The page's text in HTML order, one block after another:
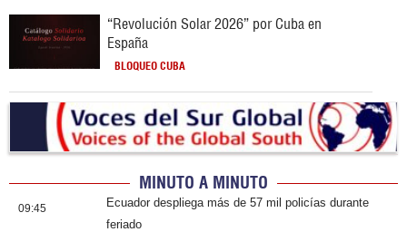
“Revolución Solar 2026” por Cuba en
España
BLOQUEO CUBA
MINUTO A MINUTO
09:45
Ecuador despliega más de 57 mil policías durante
feriado